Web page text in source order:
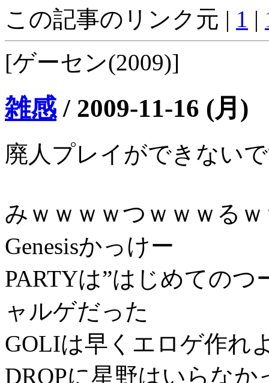
この記事のリンク元 | 1 |
[ゲーセン(2009)]
雑感/ 2009-11-16 (月)
廃人プレイができない
みｗｗｗｗつｗｗｗる
Genesisかっけー
PARTYは”はじめての
ャルゲだった
GOLIは早くエロゲ作れ
DROPに星野はいらな